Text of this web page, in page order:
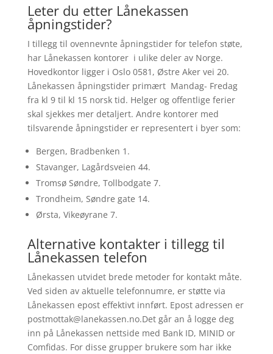
Leter du etter Lånekassen
åpningstider?
I tillegg til ovennevnte åpningstider for telefon støte,
har Lånekassen kontorer i ulike deler av Norge.
Hovedkontor ligger i Oslo 0581, Østre Aker vei 20.
Lånekassen åpningstider primært Mandag- Fredag
fra kl 9 til kl 15 norsk tid. Helger og offentlige ferier
skal sjekkes mer detaljert. Andre kontorer med
tilsvarende åpningstider er representert i byer som:
Bergen, Bradbenken 1.
Stavanger, Lagårdsveien 44.
Tromsø Søndre, Tollbodgate 7.
Trondheim, Søndre gate 14.
Ørsta, Vikeøyrane 7.
Alternative kontakter i tillegg til
Lånekassen telefon
Lånekassen utvidet brede metoder for kontakt måte.
Ved siden av aktuelle telefonnumre, er støtte via
Lånekassen epost effektivt innført. Epost adressen er
postmottak@lanekassen.no.Detgår an å logge deg
inn på Lånekassen nettside med Bank ID, MINID or
Comfidas. For disse grupper brukere som har ikke